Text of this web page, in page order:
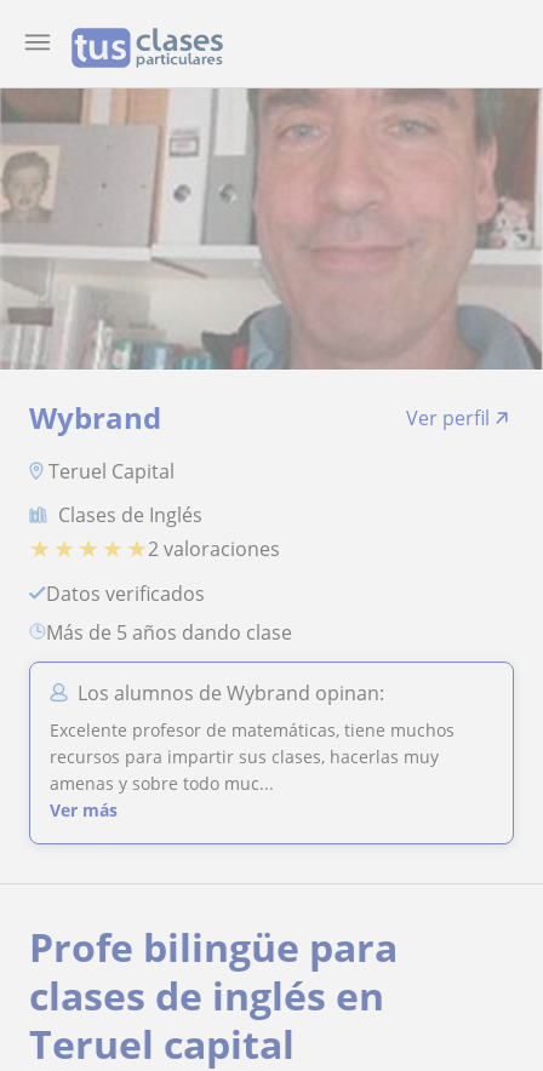
Wybrand
Ver perfil
Teruel Capital
Clases de Inglés
★ ★ ★ ★ ★2 valoraciones
Datos verificados
más de 5 años dando clase
Los alumnos de Wybrand opinan:
Excelente profesor de matemáticas, tiene muchos
recursos para impartir sus clases, hacerlas muy
amenas y sobre todo muc...
Ver más
Profe bilingüe para
clases de inglés en
Teruel capital